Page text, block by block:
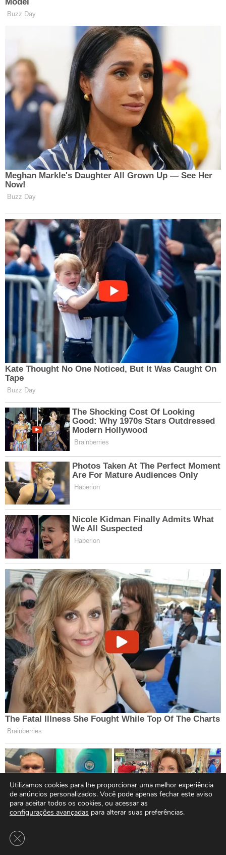
Utilizamos cookies para lhe proporcionar uma melhor experiência
de anúncios personalizados. Você pode apenas fechar este aviso
para aceitar todos os cookies, ou acessar as
configurações avançadas para alterar suas preferências.
Close GDPR Cookie Banner